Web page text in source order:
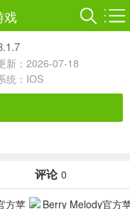
戏
新：2026-07-18
统：IOS
评论 0